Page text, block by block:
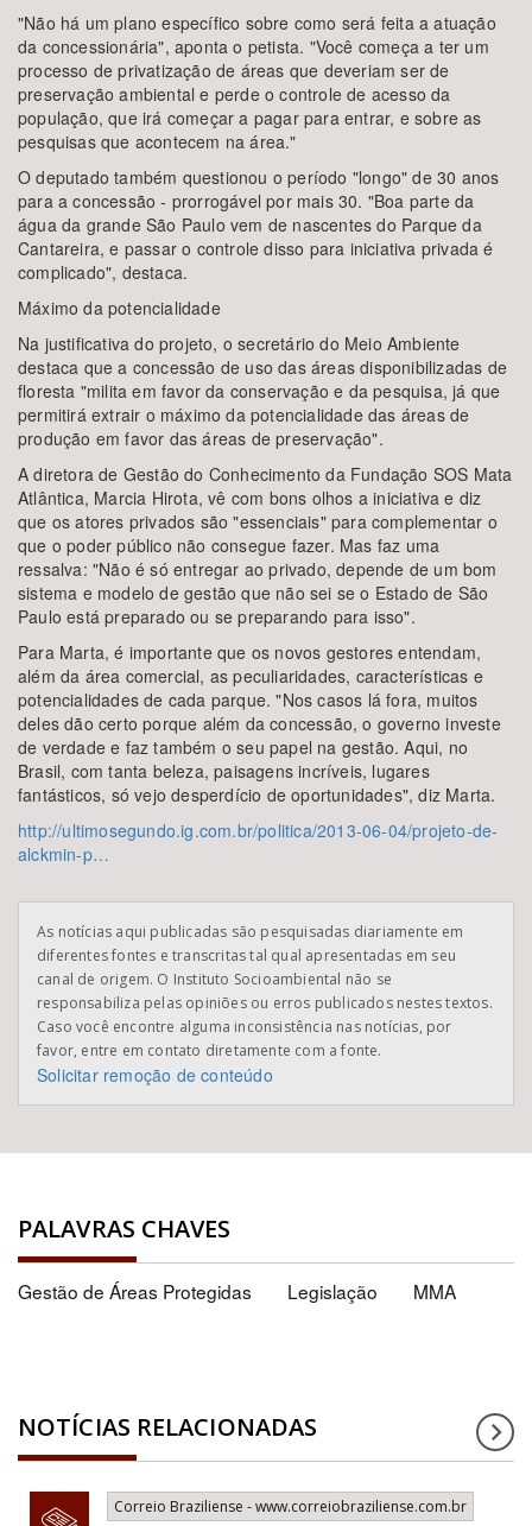
"Não há um plano específico sobre como será feita a atuação
da concessionária", aponta o petista. "Você começa a ter um
processo de privatização de áreas que deveriam ser de
preservação ambiental e perde o controle de acesso da
população, que irá começar a pagar para entrar, e sobre as
pesquisas que acontecem na área."
O deputado também questionou o período "longo" de 30 anos
para a concessão - prorrogável por mais 30. "Boa parte da
água da grande São Paulo vem de nascentes do Parque da
Cantareira, e passar o controle disso para iniciativa privada é
complicado", destaca.
Máximo da potencialidade
Na justificativa do projeto, o secretário do Meio Ambiente
destaca que a concessão de uso das áreas disponibilizadas de
floresta "milita em favor da conservação e da pesquisa, já que
permitirá extrair o máximo da potencialidade das áreas de
produção em favor das áreas de preservação".
A diretora de Gestão do Conhecimento da Fundação SOS Mata
Atlântica, Marcia Hirota, vê com bons olhos a iniciativa e diz
que os atores privados são "essenciais" para complementar o
que o poder público não consegue fazer. Mas faz uma
ressalva: "Não é só entregar ao privado, depende de um bom
sistema e modelo de gestão que não sei se o Estado de São
Paulo está preparado ou se preparando para isso".
Para Marta, é importante que os novos gestores entendam,
além da área comercial, as peculiaridades, características e
potencialidades de cada parque. "Nos casos lá fora, muitos
deles dão certo porque além da concessão, o governo investe
de verdade e faz também o seu papel na gestão. Aqui, no
Brasil, com tanta beleza, paisagens incríveis, lugares
fantásticos, só vejo desperdício de oportunidades", diz Marta.
http://ultimosegundo.ig.com.br/politica/2013-06-04/projeto-de-
alckmin-p…
As notícias aqui publicadas são pesquisadas diariamente em
diferentes fontes e transcritas tal qual apresentadas em seu
canal de origem. O Instituto Socioambiental não se
responsabiliza pelas opiniões ou erros publicados nestes textos.
Caso você encontre alguma inconsistência nas notícias, por
favor, entre em contato diretamente com a fonte.
Solicitar remoção de conteúdo
PALAVRAS CHAVES
Gestão de Áreas Protegidas Legislação MMA
NOTÍCIAS RELACIONADAS
Correio Braziliense - www.correiobraziliense.com.br